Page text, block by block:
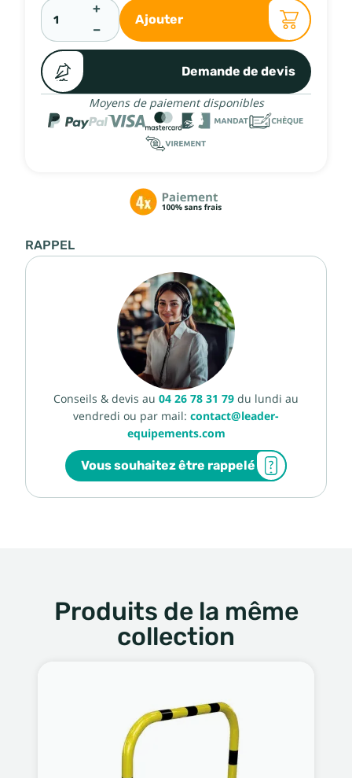
+
−
Ajouter
Demande de devis
Moyens de paiement disponibles
RAPPEL
Conseils & devis au 04 26 78 31 79 du lundi au
vendredi ou par mail: contact@leader-
equipements.com
Vous souhaitez être rappelé
Produits de la même
collection